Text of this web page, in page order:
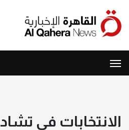
الانتخابات في تشاد